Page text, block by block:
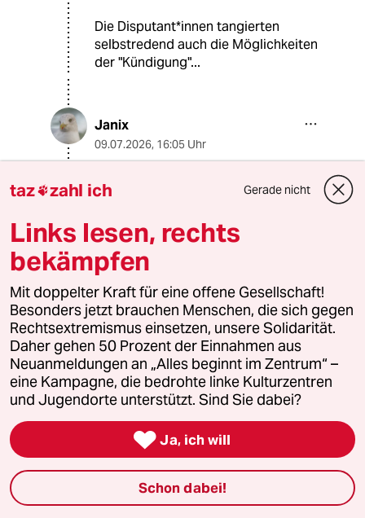
Die Disputant*innen tangierten
selbstredend auch die Möglichkeiten
der "Kündigung"...
Janix
09.07.2026, 16:05 Uhr
Bei Ihnen: Der Vatikan schloss noch
(vergeblich), seine Verbände damit zu
retten, und es gab später beides:
katholische Nazis und Mitläufer wie
auch katholisch motivierte Nicht-
Nazis und Nicht-Mitläufer, wobei etwa
Galen arg spät seine Rolle fand.
Religion kann auch mal vor der
Ergebung vor Macht und Realpolitik
schützen oder auch zu Quietismus
führen.
Ähnlich wie M. Rees: da gibt es
solche und solche.
Ich ziehe gerne über die katholische
oder andere Kirche her. Mir ging es
im obigen Punkt eher um einen
logischen Punkt:
taz zahl ich Gerade nicht
Links lesen, rechts
bekämpfen
Mit doppelter Kraft für eine offene Gesellschaft!
Besonders jetzt brauchen Menschen, die sich gegen
Rechtsextremismus einsetzen, unsere Solidarität.
Daher gehen 50 Prozent der Einnahmen aus
Neuanmeldungen an „Alles beginnt im Zentrum“ –
eine Kampagne, die bedrohte linke Kulturzentren
und Jugendorte unterstützt. Sind Sie dabei?
 Ja, ich will
Schon dabei!